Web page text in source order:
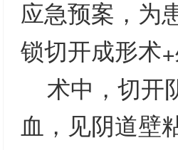
应急预案，为
锁切开成形术+
术中，切开
血，见阴道壁